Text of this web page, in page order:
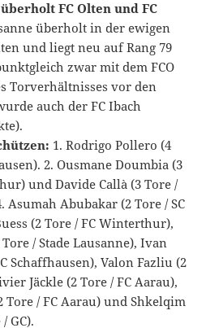
FC Olten und FC
überholt in der ewigen
und liegt neu auf Rang 79
zwar mit dem FCO
Torverhältnisses vor den
auch der FC Ibach
1. Rodrigo Pollero (4
2. Ousmane Doumbia (3
und Davide Callà (3 Tore /
Asumah Abubakar (2 Tore / SC
(2 Tore / FC Winterthur),
/ Stade Lausanne), Ivan
Schaffhausen), Valon Fazliu (2
Jäckle (2 Tore / FC Aarau),
Tore / FC Aarau) und Shkelqim
GC).